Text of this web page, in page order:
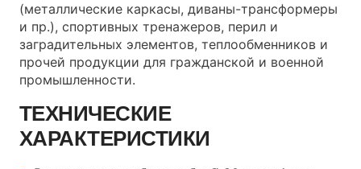
(металлические каркасы, диваны-трансформеры
и пр.), спортивных тренажеров, перил и
заградительных элементов, теплообменников и
прочей продукции для гражданской и военной
промышленности.
ТЕХНИЧЕСКИЕ
ХАРАКТЕРИСТИКИ